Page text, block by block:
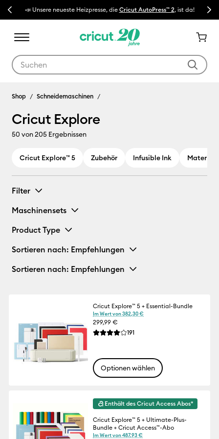
Previous
da! 🔥 NEUER NIEDRIGER PREIS:Cricut Maker™ 4 SchneidemaschinenNext
Cricut Explore
Shop Schneidemaschinen
Cricut Explore
50 von 205 Ergebnissen
Cricut Explore™ 5 Zubehör Infusible Ink
Filter
Maschinensets
Product Type
Sortieren nach: Empfehlungen
Sortieren nach: Empfehlungen
Cricut Explore™ 5 + Essential-Bundle
Im Wert von 382,30 €
299,99 €
Die durchschnittliche Bewertung für
191
Optionen wählen
Enthält des Cricut Access Abos*
Cricut Explore™ 5 + Ultimate-Plus-
Bundle + Cricut Access™-Abo
Im Wert von 487,93 €